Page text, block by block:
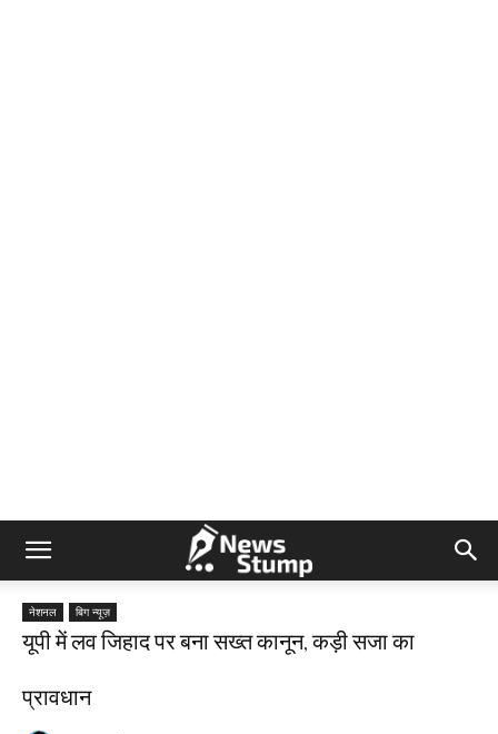
नेशनल बिग न्यूज़
यूपी में लव जिहाद पर बना सख्त कानून, कड़ी सजा का
प्रावधान